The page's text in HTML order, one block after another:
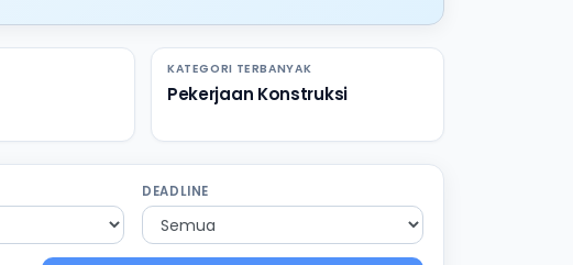
KATEGORI TERBANYAK
Pekerjaan Konstruksi
DEADLINE